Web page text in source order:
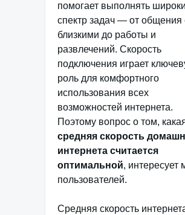
помогает выполнять
спектр задач — от общения
близкими до работы и
развлечений. Скорость
подключения играет
роль для комфортного
использования всех
возможностей интернета.
Поэтому вопрос о том,
средняя скорость
интернета считается
оптимальной, интересует
пользователей.
Средняя скорость